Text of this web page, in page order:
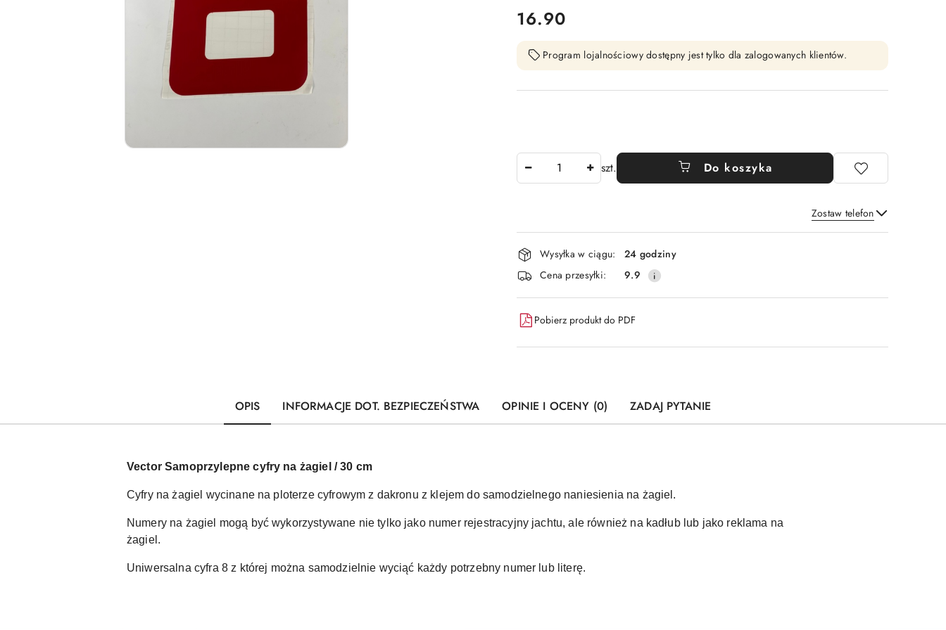
cena:
16.90
Program lojalnościowy dostępny jest tylko dla zalogowanych klientów.
szt. Do koszyka
Zostaw telefon
Wyślij
Dostępność
i
dostawa
Wysyłka w ciągu:
24 godziny
Cena przesyłki:
9.9
Pobierz produkt do PDF
OPIS INFORMACJE DOT. BEZPIECZEŃSTWA OPINIE I OCENY (0) ZADAJ PYTANIE
Vector Samoprzylepne cyfry na żagiel / 30 cm
Cyfry na żagiel wycinane na ploterze cyfrowym z dakronu z klejem do samodzielnego naniesienia na żagiel.
Numery na żagiel mogą być wykorzystywane nie tylko jako numer rejestracyjny jachtu, ale również na kadłub lub jako reklama na
żagiel.
Uniwersalna cyfra 8 z której można samodzielnie wyciąć każdy potrzebny numer lub literę.